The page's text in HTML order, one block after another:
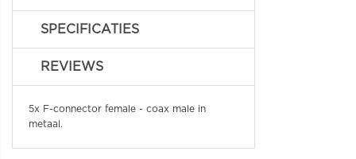
SPECIFICATIES
REVIEWS
5x F-connector female - coax male in
metaal.